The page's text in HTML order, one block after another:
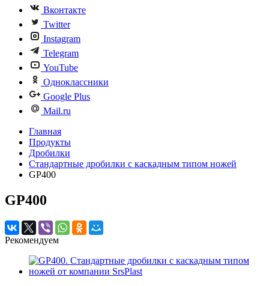
Вконтакте
Twitter
Instagram
Telegram
YouTube
Одноклассники
Google Plus
Mail.ru
Главная
Продукты
Дробилки
Стандартные дробилки с каскадным типом ножей
GP400
GP400
Рекомендуем